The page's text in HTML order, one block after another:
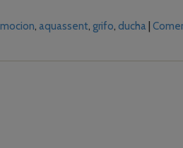
aquassent grifo ducha